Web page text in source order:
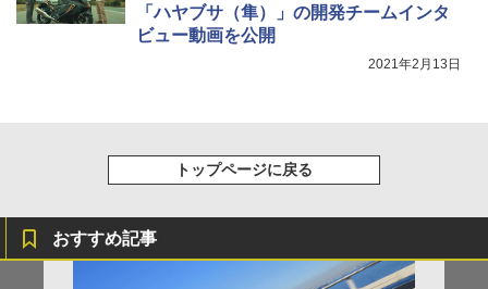
「ハヤブサ（隼）」の開発チームインタ
ビュー動画を公開
2021年2月13日
トップページに戻る
おすすめ記事